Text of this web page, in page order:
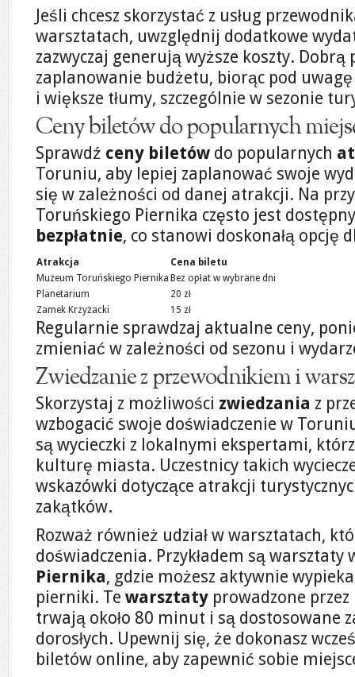
Jeśli chcesz skorzystać z usług
warsztatach, uwzględnij dodatkowe
zazwyczaj generują wyższe koszty.
zaplanowanie budżetu, biorąc pod uwagę
i większe tłumy, szczególnie w sezonie
Ceny biletów do popularnych
Sprawdź ceny biletów do popularnych
Toruniu, aby lepiej zaplanować swoje
się w zależności od danej atrakcji. Na
Toruńskiego Piernika często jest
bezpłatnie, co stanowi doskonałą opcję
Atrakcja
Cena biletu
Muzeum Toruńskiego Piernika Bez opłat w wybrane dni
Planetarium
20 zł
Zamek Krzyżacki
15 zł
Regularnie sprawdzaj aktualne ceny,
zmieniać w zależności od sezonu i
Zwiedzanie z przewodnikiem i
Skorzystaj z możliwości zwiedzania z
wzbogacić swoje doświadczenie w
są wycieczki z lokalnymi ekspertami,
kulturę miasta. Uczestnicy takich
wskazówki dotyczące atrakcji
zakątków.
Rozważ również udział w warsztatach,
doświadczenia. Przykładem są warsztaty
Piernika, gdzie możesz aktywnie
pierniki. Te warsztaty prowadzone
trwają około 80 minut i są dostosowane
dorosłych. Upewnij się, że dokonasz
biletów online, aby zapewnić sobie